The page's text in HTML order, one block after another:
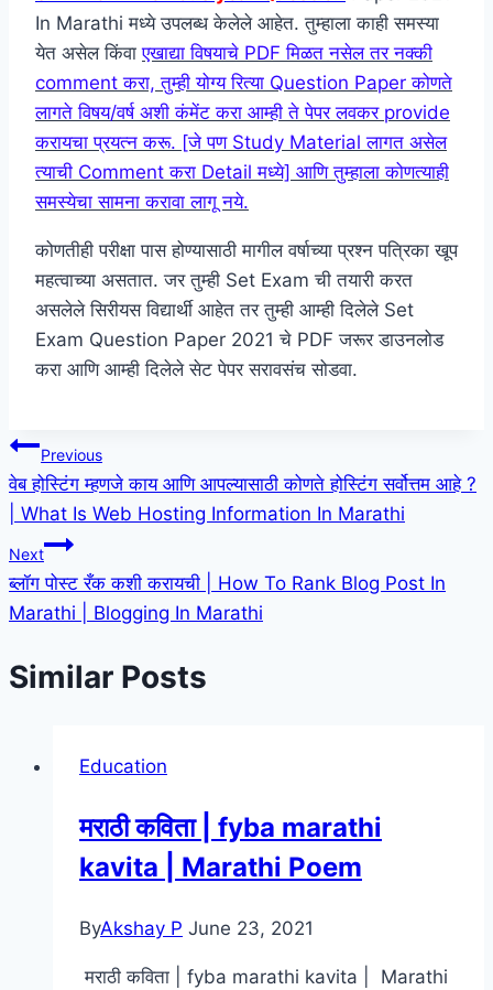
In Marathi मध्ये उपलब्ध केलेले आहेत. तुम्हाला काही समस्या
येत असेल किंवाएखाद्या विषयाचे PDF मिळत नसेल तर नक्की
comment करा, तुम्ही योग्य रित्या Question Paper कोणते
लागते विषय/वर्ष अशी कंमेंट करा आम्ही ते पेपर लवकर provide
करायचा प्रयत्न करू. [जे पण Study Material लागत असेल
त्याची Comment करा Detail मध्ये] आणि तुम्हाला कोणत्याही
समस्येचा सामना करावा लागू नये.
कोणतीही परीक्षा पास होण्यासाठी मागील वर्षाच्या प्रश्न पत्रिका खूप
महत्वाच्या असतात. जर तुम्ही Set Exam ची तयारी करत
असलेले सिरीयस विद्यार्थी आहेत तर तुम्ही आम्ही दिलेले Set
Exam Question Paper 2021 चे PDF जरूर डाउनलोड
करा आणि आम्ही दिलेले सेट पेपर सरावसंच सोडवा.
Post
navigation
Previous
वेब होस्टिंग म्हणजे काय आणि आपल्यासाठी कोणते होस्टिंग सर्वोत्तम आहे ?
| What Is Web Hosting Information In Marathi
Next
ब्लॉग पोस्ट रँक कशी करायची | How To Rank Blog Post In
Marathi | Blogging In Marathi
Similar Posts
Education
मराठी कविता | fyba marathi
kavita | Marathi Poem
ByAkshay P June 23, 2021
मराठी कविता | fyba marathi kavita | Marathi